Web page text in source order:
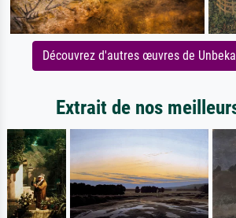
Découvrez d'autres œuvres de
Extrait de nos